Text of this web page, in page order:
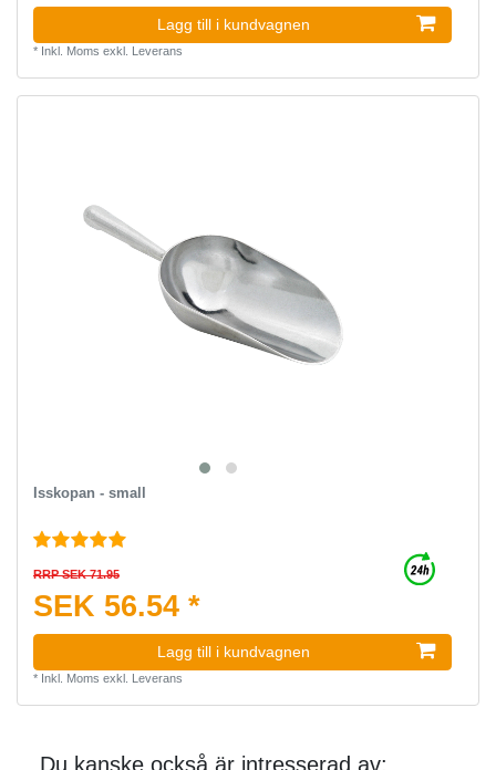
Lagg till i kundvagnen
* Inkl. Moms exkl. Leverans
Isskopan - small
RRP SEK 71.95
SEK 56.54 *
Lagg till i kundvagnen
* Inkl. Moms exkl. Leverans
Du kanske också är intresserad av: